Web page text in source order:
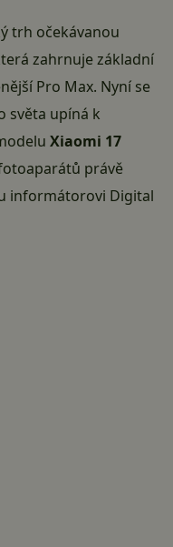
trh očekávanou
zahrnuje základní
Pro Max. Nyní se
světa upíná k
Xiaomi 17
právě
informátorovi Digital